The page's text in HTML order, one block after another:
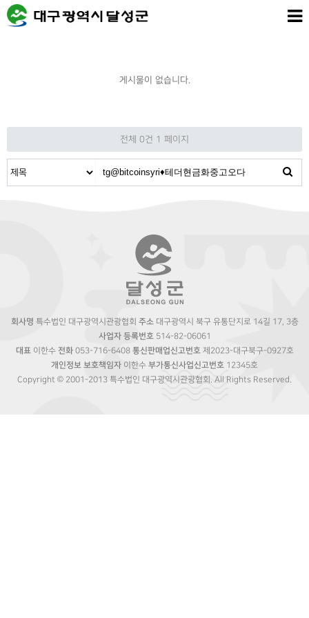
게시물이 없습니다.
전체 0건 1 페이지
회사명 특수법인 대구광역시관광협회 주소대구광역시 북구 유통단지로 14길 17, 3층
사업자 등록번호514-82-06061
대표이한수 전화053-716-6408 통신판매업신고번호제2023-대구북구-0927호
개인정보 보호책임자 이한수 부가통신사업신고번호 12345호
Copyright © 2001-2013 특수법인 대구광역시관광협회. All Rights Reserved.